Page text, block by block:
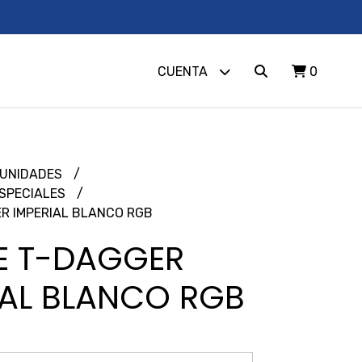
CUENTA 0
IMPERIAL BLANCO RGB
T-DAGGER
BLANCO RGB